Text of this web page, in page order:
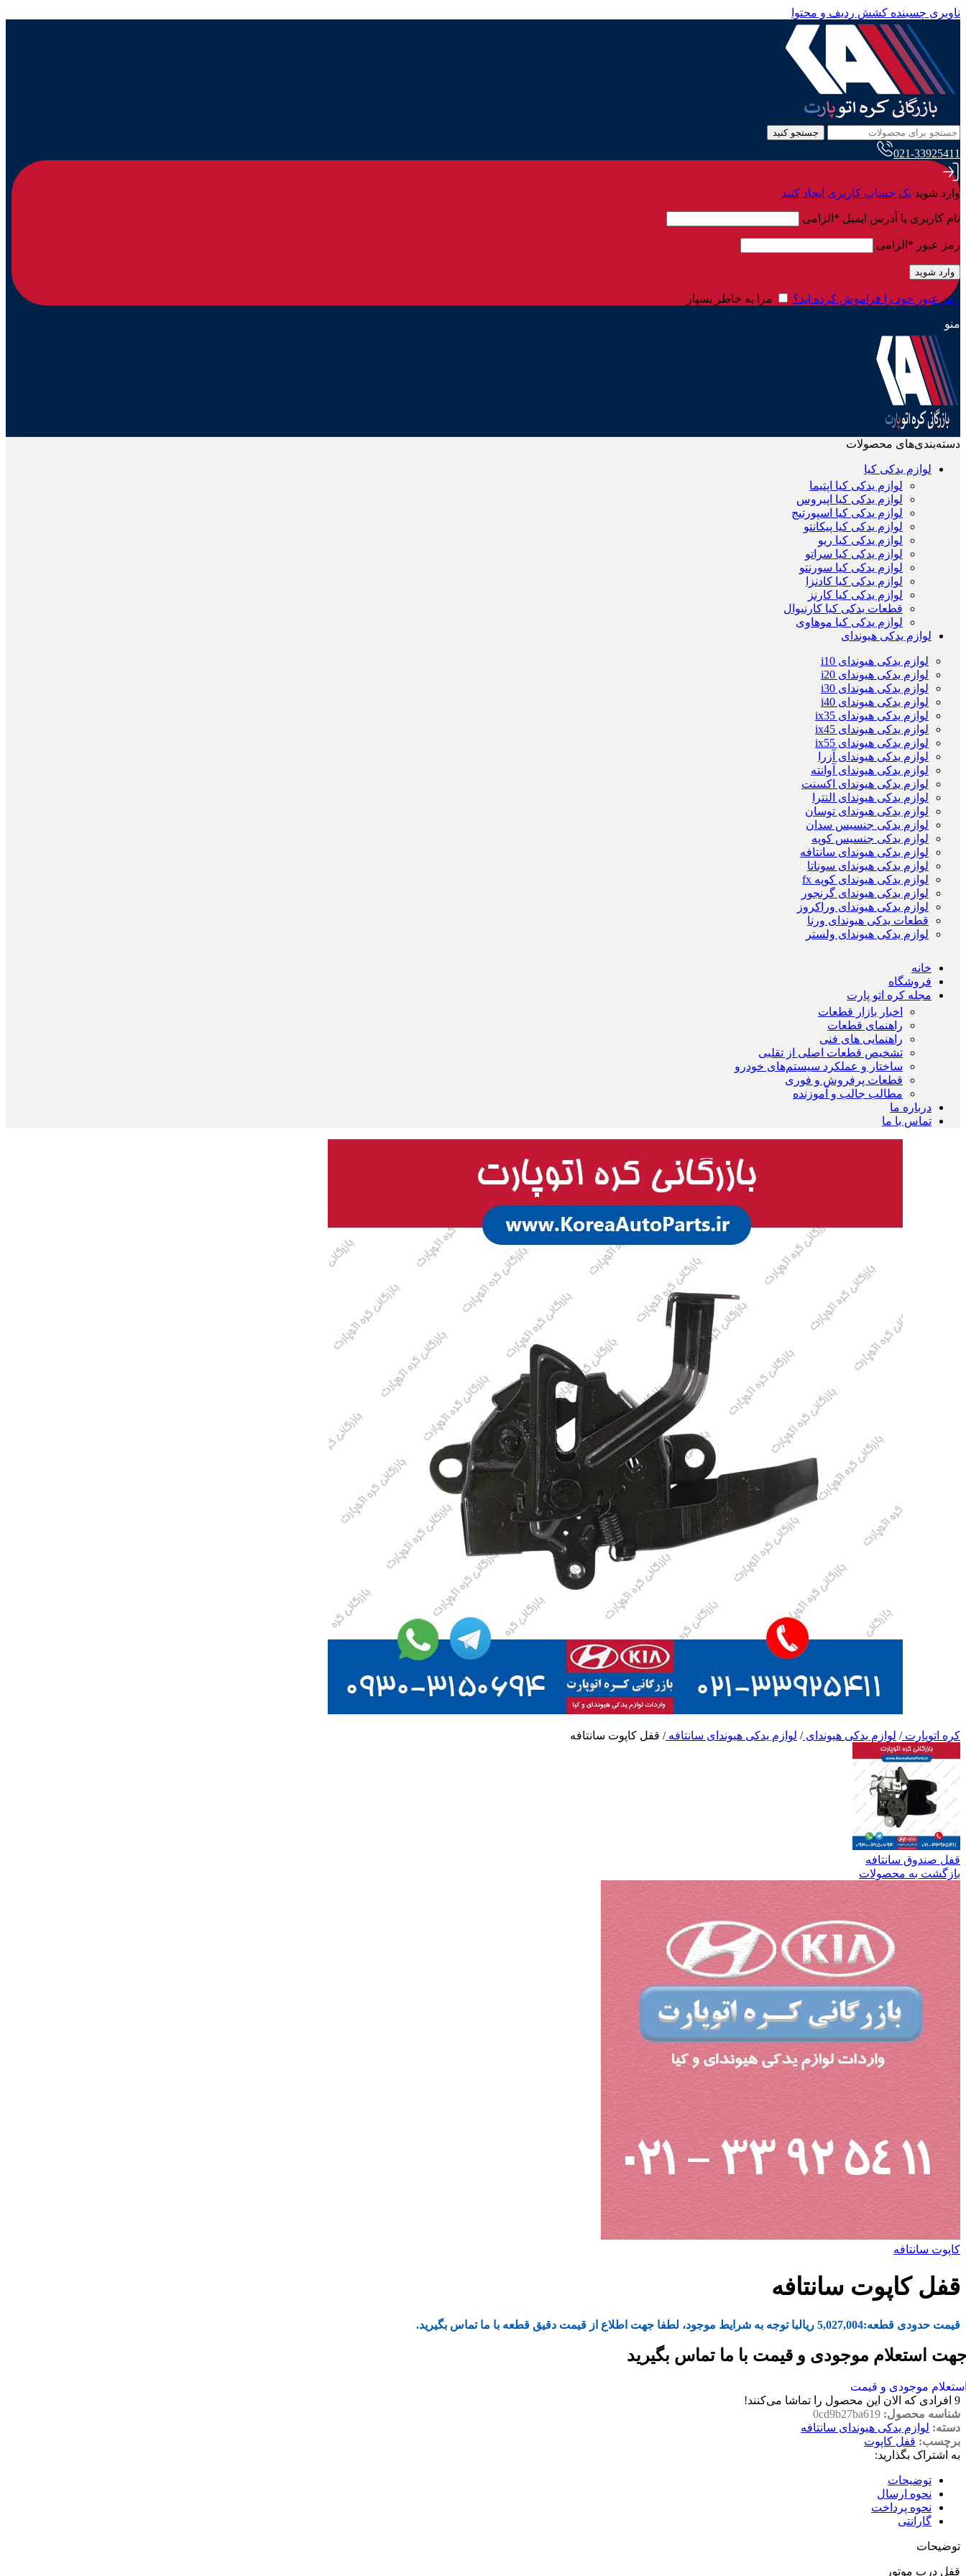
ناوبری چسبنده کشش ردیف و محتوا
جستجو کنید
021-33925411
وارد شوید یک حساب کاربری ایجاد کنید
نام کاربری یا آدرس ایمیل * الزامی
رمز عبور * الزامی
وارد شوید
رمز عبور خود را فراموش کرده اید؟ مرا به خاطر بسپار
منو
دسته‌بندی‌های محصولات
لوازم یدکی کیا
لوازم یدکی کیا اپتیما
لوازم یدکی کیا اپیروس
لوازم یدکی کیا اسپورتیج
لوازم یدکی کیا پیکانتو
لوازم یدکی کیا ریو
لوازم یدکی کیا سراتو
لوازم یدکی کیا سورنتو
لوازم یدکی کیا کادنزا
لوازم یدکی کیا کارنز
قطعات یدکی کیا کارنیوال
لوازم یدکی کیا موهاوی
لوازم یدکی هیوندای
لوازم یدکی هیوندای i10
لوازم یدکی هیوندای i20
لوازم یدکی هیوندای i30
لوازم یدکی هیوندای i40
لوازم یدکی هیوندای ix35
لوازم یدکی هیوندای ix45
لوازم یدکی هیوندای ix55
لوازم یدکی هیوندای آزرا
لوازم یدکی هیوندای آوانته
لوازم یدکی هیوندای اکسنت
لوازم یدکی هیوندای النترا
لوازم یدکی هیوندای توسان
لوازم یدکی جنسیس سدان
لوازم یدکی جنسیس کوپه
لوازم یدکی هیوندای سانتافه
لوازم یدکی هیوندای سوناتا
لوازم یدکی هیوندای کوپه fx
لوازم یدکی هیوندای گرنجور
لوازم یدکی هیوندای وراکروز
قطعات یدکی هیوندای ورنا
لوازم یدکی هیوندای ولستر
خانه
فروشگاه
مجله کره اتو پارت
اخبار بازار قطعات
راهنمای قطعات
راهنمایی های فنی
تشخیص قطعات اصلی از تقلبی
ساختار و عملکرد سیستم‌های خودرو
قطعات پرفروش و فوری
مطالب جالب و آموزنده
درباره ما
تماس با ما
کره اتوپارت/ لوازم یدکی هیوندای/ لوازم یدکی هیوندای سانتافه/ قفل کاپوت سانتافه
قفل صندوق سانتافه
بازگشت به محصولات
کاپوت سانتافه
قفل کاپوت سانتافه
قیمت حدودی قطعه:5,027,004 ریالبا توجه به شرایط موجود، لطفا جهت اطلاع از قیمت دقیق قطعه با ما تماس بگیرید.
استعلام موجودی و قیمت با ما تماس بگیرید
موجودی و قیمت
9 افرادی که الان این محصول را تماشا می‌کنند!
شناسه محصول: 0cd9b27ba619
دسته: لوازم یدکی هیوندای سانتافه
برچسب: قفل کاپوت
به اشتراک بگذارید:
توضیحات
نحوه ارسال
نحوه پرداخت
گارانتی
توضیحات
قفل درب موتور